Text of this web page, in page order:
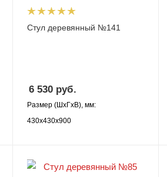
Стул деревянный №141
6 530руб.
Размер (ШхГхВ), мм:
430х430х900